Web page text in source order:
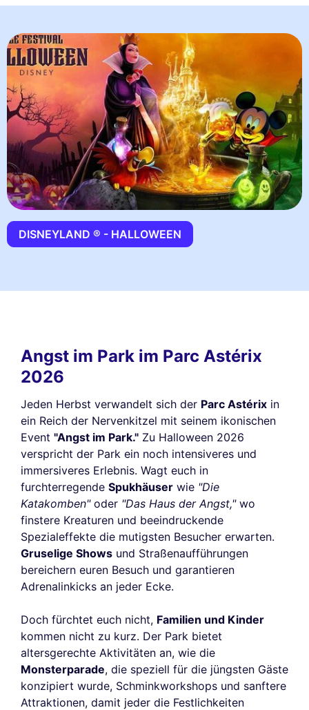
DISNEYLAND ® - HALLOWEEN
Angst im Park im Parc Astérix
2026
Jeden Herbst verwandelt sich der Parc Astérix in
ein Reich der Nervenkitzel mit seinem ikonischen
Event "Angst im Park." Zu Halloween 2026
verspricht der Park ein noch intensiveres und
immersiveres Erlebnis. Wagt euch in
furchterregende Spukhäuser wie "Die
Katakomben"oder "Das Haus der Angst,"wo
finstere Kreaturen und beeindruckende
Spezialeffekte die mutigsten Besucher erwarten.
Gruselige Shows und Straßenaufführungen
bereichern euren Besuch und garantieren
Adrenalinkicks an jeder Ecke.
Doch fürchtet euch nicht, Familien und Kinder
kommen nicht zu kurz. Der Park bietet
altersgerechte Aktivitäten an, wie die
Monsterparade, die speziell für die jüngsten Gäste
konzipiert wurde, Schminkworkshops und sanftere
Attraktionen, damit jeder die Festlichkeiten